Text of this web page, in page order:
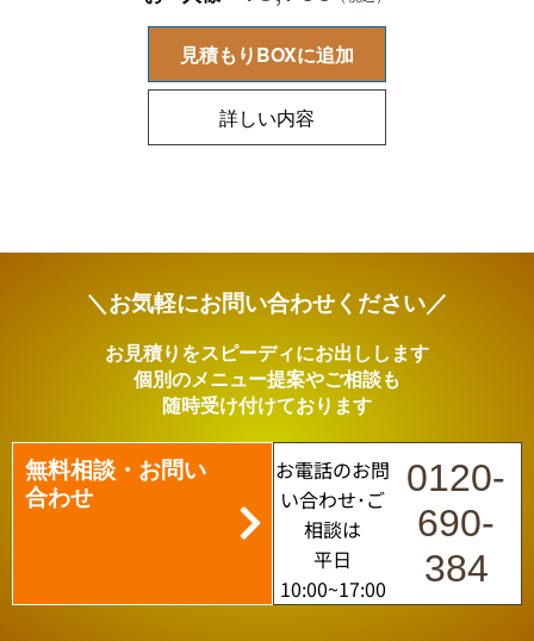
詳しい内容
見積もりBOXに追加
＼お気軽にお問い合わせください／
お見積りをスピーディにお出しします
個別のメニュー提案やご相談も
随時受け付けております
無料相談・お問い
合わせ
お電話のお問
い合わせ･ご
相談は
平日
10:00~17:00
0120-
690-
384